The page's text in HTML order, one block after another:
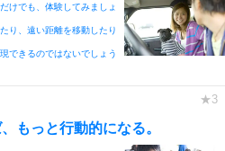
けでも、体験してみましょ
り、遠い距離を移動したり
できるのではないでしょう
もっと行動的になる。